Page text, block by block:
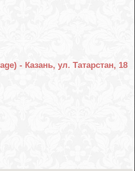
- Казань, ул. Татарстан, 18